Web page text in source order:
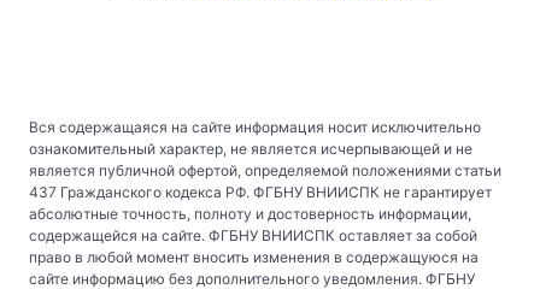
Вся содержащаяся на сайте информация носит исключительно
ознакомительный характер, не является исчерпывающей и не
является публичной офертой, определяемой положениями статьи
437 Гражданского кодекса РФ. ФГБНУ ВНИИСПК не гарантирует
абсолютные точность, полноту и достоверность информации,
содержащейся на сайте. ФГБНУ ВНИИСПК оставляет за собой
право в любой момент вносить изменения в содержащуюся на
сайте информацию без дополнительного уведомления. ФГБНУ